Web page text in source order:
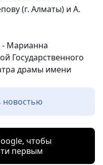
(г. Алматы) и А.
- Марианна
Государственного
драмы имени
новостью
чтобы
первым